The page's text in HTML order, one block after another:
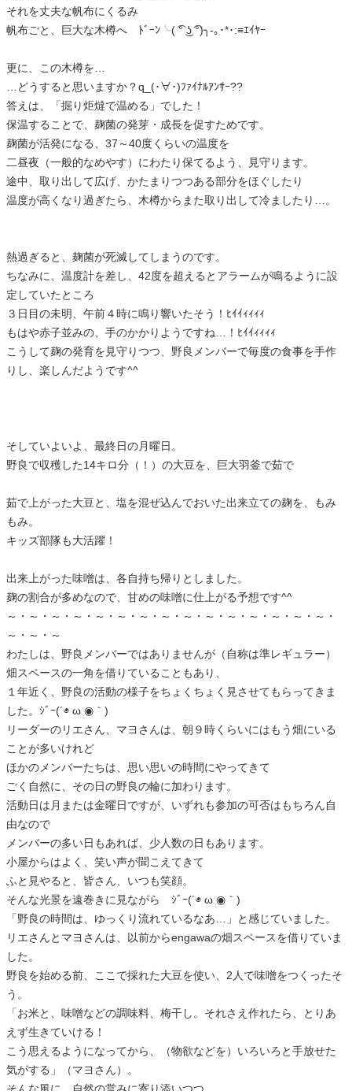
それを丈夫な帆布にくるみ
帆布ごと、巨大な木樽へ ﾄﾞｰﾝ╰( ͡° ͜ʖ ͡°)╮-｡･*･:≡ｴｲﾔｰ
更に、この木樽を…
…どうすると思いますか？q_(･∀･)ﾌｧｲﾅﾙｱﾝｻｰ??
答えは、「掘り炬燵で温める」でした！
保温することで、麹菌の発芽・成長を促すためです。
麹菌が活発になる、37～40度くらいの温度を
二昼夜（一般的なめやす）にわたり保てるよう、見守ります。
途中、取り出して広げ、かたまりつつある部分をほぐしたり
温度が高くなり過ぎたら、木樽からまた取り出して冷ましたり…。
熱過ぎると、麹菌が死滅してしまうのです。
ちなみに、温度計を差し、42度を超えるとアラームが鳴るように設
定していたところ
３日目の未明、午前４時に鳴り響いたそう！ﾋｲｲｨｨｨｨ
もはや赤子並みの、手のかかりようですね…！ﾋｲｲｨｨｨｨ
こうして麹の発育を見守りつつ、野良メンバーで毎度の食事を手作
りし、楽しんだようです^^
そしていよいよ、最終日の月曜日。
野良で収穫した14キロ分（！）の大豆を、巨大羽釜で茹で
茹で上がった大豆と、塩を混ぜ込んでおいた出来立ての麹を、もみ
もみ。
キッズ部隊も大活躍！
出来上がった味噌は、各自持ち帰りとしました。
麹の割合が多めなので、甘めの味噌に仕上がる予想です^^
～・～・～・～・～・～・～・～・～・～・～・～・～・～・～・
～・～・～
わたしは、野良メンバーではありませんが（自称は準レギュラー）
畑スペースの一角を借りていることもあり、
１年近く、野良の活動の様子をちょくちょく見させてもらってきま
した。ｼﾞｰ(´◉ ω ◉｀)
リーダーのリエさん、マヨさんは、朝９時くらいにはもう畑にいる
ことが多いけれど
ほかのメンバーたちは、思い思いの時間にやってきて
ごく自然に、その日の野良の輪に加わります。
活動日は月または金曜日ですが、いずれも参加の可否はもちろん自
由なので
メンバーの多い日もあれば、少人数の日もあります。
小屋からはよく、笑い声が聞こえてきて
ふと見やると、皆さん、いつも笑顔。
そんな光景を遠巻きに見ながら ｼﾞｰ(´◉ ω ◉｀)
「野良の時間は、ゆっくり流れているなあ…」と感じていました。
リエさんとマヨさんは、以前からengawaの畑スペースを借りていま
した。
野良を始める前、ここで採れた大豆を使い、2人で味噌をつくったそ
う。
「お米と、味噌などの調味料、梅干し。それさえ作れたら、とりあ
えず生きていける！
こう思えるようになってから、（物欲などを）いろいろと手放せた
気がする」（マヨさん）。